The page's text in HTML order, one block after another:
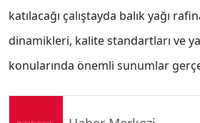
katılacağı çalıştayda balık yağı
dinamikleri, kalite standartları ve
konularında önemli sunumlar